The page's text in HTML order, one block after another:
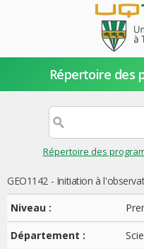
Répertoire des
Répertoire des
GEO1142 - Initiation à
Niveau :
Département :